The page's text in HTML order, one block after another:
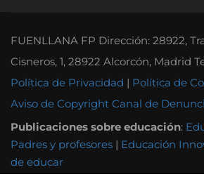
FUENLLANA FP Dirección: 28922,
Cisneros, 1, 28922 Alcorcón, Madrid
Política de Privacidad | Política de
Aviso de Copyright Canal de
Publicaciones sobre educación:
Padres y profesores | Educación
de educar